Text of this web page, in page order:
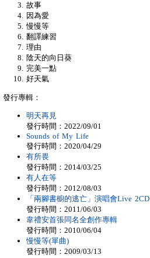
故事
因為愛
慢慢等
翻譯練習
理由
陰天的向日葵
完美一點
好天氣
發行專輯：
明天再見
發行時間：2022/09/01
Sounds of My Life
發行時間：2020/04/29
有所畏
發行時間：2014/03/25
有人在等
發行時間：2012/08/03
「兩腳書櫥的逃亡」演唱會Live 2CD
發行時間：2011/06/03
韋禮安首張同名全創作專輯
發行時間：2010/06/04
慢慢等(單曲)
發行時間：2009/03/13